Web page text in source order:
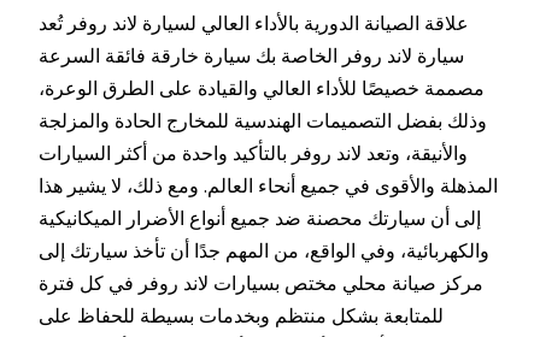
علاقة الصيانة الدورية بالأداء العالي لسيارة لاند روفر تُعد
سيارة لاند روفر الخاصة بك سيارة خارقة فائقة السرعة
مصممة خصيصًا للأداء العالي والقيادة على الطرق الوعرة،
وذلك بفضل التصميمات الهندسية للمخارج الحادة والمزلجة
والأنيقة، وتعد لاند روفر بالتأكيد واحدة من أكثر السيارات
المذهلة والأقوى في جميع أنحاء العالم. ومع ذلك، لا يشير هذا
إلى أن سيارتك محصنة ضد جميع أنواع الأضرار الميكانيكية
والكهربائية، وفي الواقع، من المهم جدًا أن تأخذ سيارتك إلى
مركز صيانة محلي مختص بسيارات لاند روفر في كل فترة
للمتابعة بشكل منتظم وبخدمات بسيطة للحفاظ على